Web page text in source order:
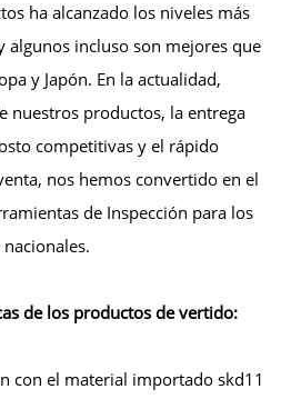
ha alcanzado los niveles más
algunos incluso son mejores que
y Japón. En la actualidad,
nuestros productos, la entrega
competitivas y el rápido
nos hemos convertido en el
de Inspección para los
de los productos de vertido:
con el material importado skd11